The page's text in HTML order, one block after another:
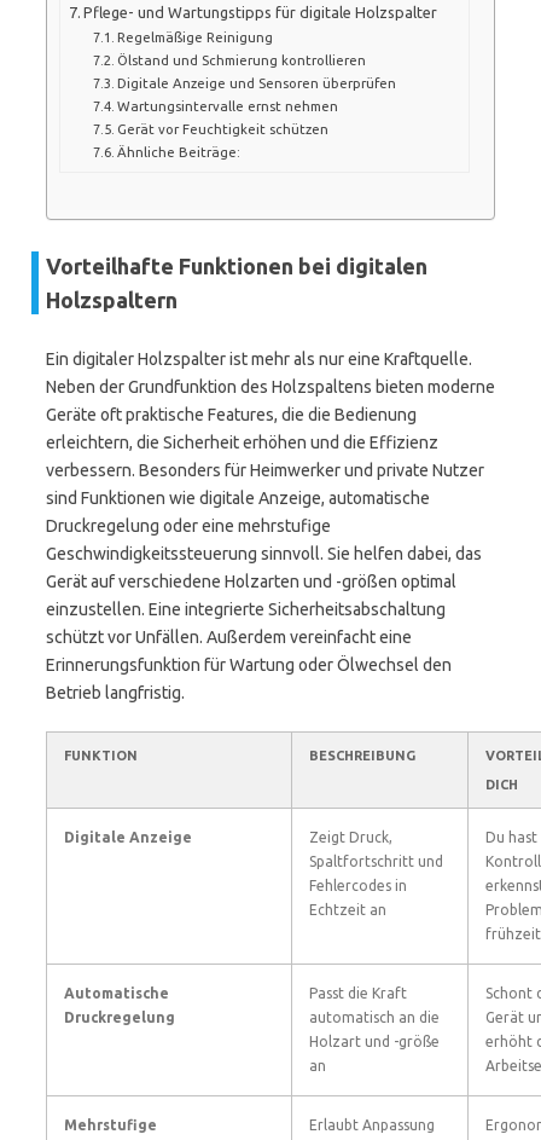
Pflege- und Wartungstipps für digitale Holzspalter
Regelmäßige Reinigung
Ölstand und Schmierung kontrollieren
Digitale Anzeige und Sensoren überprüfen
Wartungsintervalle ernst nehmen
Gerät vor Feuchtigkeit schützen
Ähnliche Beiträge:
Vorteilhafte Funktionen bei digitalen
Holzspaltern
Ein digitaler Holzspalter ist mehr als nur eine Kraftquelle.
Neben der Grundfunktion des Holzspaltens bieten moderne
Geräte oft praktische Features, die die Bedienung
erleichtern, die Sicherheit erhöhen und die Effizienz
verbessern. Besonders für Heimwerker und private Nutzer
sind Funktionen wie digitale Anzeige, automatische
Druckregelung oder eine mehrstufige
Geschwindigkeitssteuerung sinnvoll. Sie helfen dabei, das
Gerät auf verschiedene Holzarten und -größen optimal
einzustellen. Eine integrierte Sicherheitsabschaltung
schützt vor Unfällen. Außerdem vereinfacht eine
Erinnerungsfunktion für Wartung oder Ölwechsel den
Betrieb langfristig.
FUNKTION BESCHREIBUNG
DICH
Digitale Anzeige
Zeigt Druck,
Spaltfortschritt und
Fehlercodes in
Echtzeit an
Du hast
Automatische
Druckregelung
Passt die Kraft
automatisch an die
Holzart und -größe
an
Schont
Gerät
erhöht
Mehrstufige
Erlaubt Anpassung